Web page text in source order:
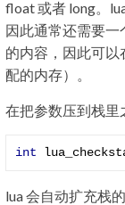
float 或者 long。
因此通常还需要一
的内容，因此可
配的内存）。
在把参数压到栈里
int
lua 会自动扩充栈